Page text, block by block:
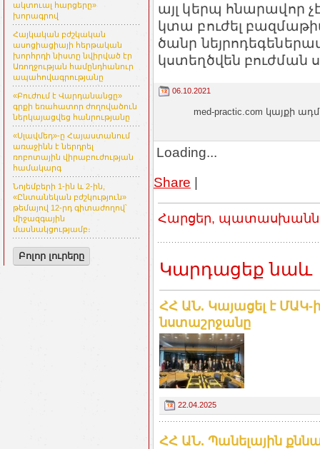
ակտուալ հարցերը»
խորագրով
Հայկական բժշկական
ասոցիացիայի հերթական
խորհրդի նիստը նվիրված էր
Առողջության համընդհանուր
ապահովագրությանը
«Բուժում է Վարդանանցը»
գրքի եռահատոր ժողովածուն
ներկայացվեց հանրությանը
«Սլավմեդ»-ը Հայաստանում
առաջինն է ներդրել
ռոբոտային վիրաբուժության
համակարգ
Նոյեմբերի 1-ին և 2-ին,
«Ընտանեկան բժշկություն»
թեմայով 12-րդ գիտաժողով՝
միջազգային
մասնակցությամբ։
Բոլոր լուրերը
այլ կերպ հնարավոր
կտա բուժել
ծանր
կստեղծվեն բուժման
06.10.2021
med-practic.com կայքի
Loading...
Share |
Հարցեր,
Կարդացեք նաև
ՀՀ ԱՆ. Կայացել է ՄԱԿ-
նստաշրջանը
22.04.2025
ՀՀ ԱՆ. Պանելային